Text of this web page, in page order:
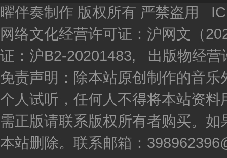
曜伴奏制作 版权所有 严禁盗用
网络文化经营许可证：沪网文（
证：沪B2-20201483, 出版物经营
免责声明：除本站原创制作的音
个人试听，任何人不得将本站资
需正版请联系版权所有者购买。
本站删除。联系邮箱：